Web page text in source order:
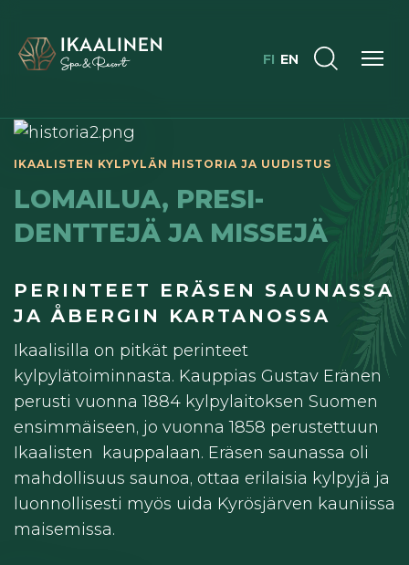
FI EN
IKAALISTEN KYLPYLÄN HISTORIA JA UUDISTUS
LOMAILUA, PRESI­
DENTTEJÄ JA MISSEJÄ
PERINTEET ERÄSEN SAUNASSA
JA ÅBERGIN KARTANOSSA
Ikaalisilla on pitkät perinteet
kylpylätoiminnasta. Kauppias Gustav Eränen
perusti vuonna 1884 kylpylaitoksen Suomen
ensimmäiseen, jo vuonna 1858 perustettuun
Ikaalisten kauppalaan. Eräsen saunassa oli
mahdollisuus saunoa, ottaa erilaisia kylpyjä ja
luonnollisesti myös uida Kyrösjärven kauniissa
maisemissa.